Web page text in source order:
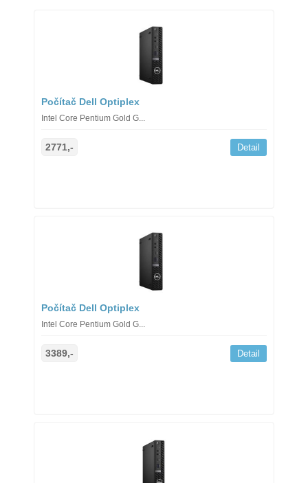
Počítač Dell Optiplex
Intel Core Pentium Gold G...
2771,- Detail
Počítač Dell Optiplex
Intel Core Pentium Gold G...
3389,- Detail